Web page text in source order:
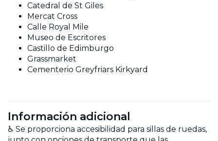
Catedral de St Giles
Mercat Cross
Calle Royal Mile
Museo de Escritores
Castillo de Edimburgo
Grassmarket
Cementerio Greyfriars Kirkyard
Información adicional
♿ Se proporciona accesibilidad para sillas de ruedas,